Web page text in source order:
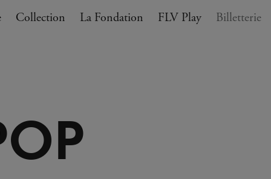
Collection La Fondation FLV Play Billetterie